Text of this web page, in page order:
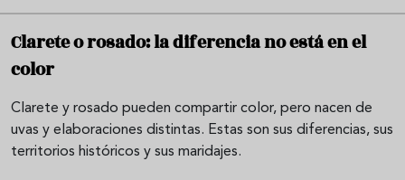
Clarete o rosado: la diferencia no está en el
color
Clarete y rosado pueden compartir color, pero nacen de
uvas y elaboraciones distintas. Estas son sus diferencias, sus
territorios históricos y sus maridajes.